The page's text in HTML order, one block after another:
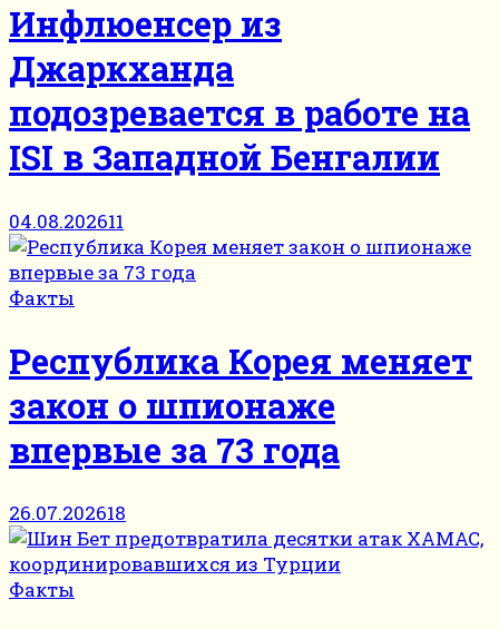
Инфлюенсер из
Джаркханда
подозревается в работе на
ISI в Западной Бенгалии
04.08.202611
Факты
Республика Корея меняет
закон о шпионаже
впервые за 73 года
26.07.202618
Факты